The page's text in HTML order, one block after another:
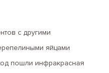
с другими
яйцами
пошли инфракрасная